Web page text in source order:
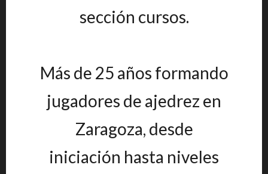
sección cursos.
Más de 25 años formando
jugadores de ajedrez en
Zaragoza, desde
iniciación hasta niveles